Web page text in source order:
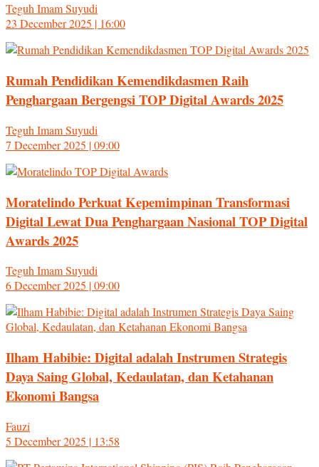
Teguh Imam Suyudi
23 December 2025 | 16:00
Rumah Pendidikan Kemendikdasmen Raih
Penghargaan Bergengsi TOP Digital Awards 2025
Teguh Imam Suyudi
7 December 2025 | 09:00
Moratelindo Perkuat Kepemimpinan Transformasi
Digital Lewat Dua Penghargaan Nasional TOP Digital
Awards 2025
Teguh Imam Suyudi
6 December 2025 | 09:00
Ilham Habibie: Digital adalah Instrumen Strategis
Daya Saing Global, Kedaulatan, dan Ketahanan
Ekonomi Bangsa
Fauzi
5 December 2025 | 13:58